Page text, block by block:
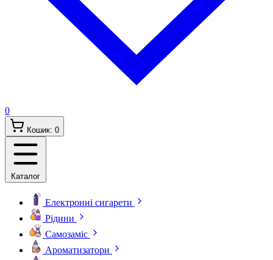
0
Кошик: 0
Каталог
Електронні сигарети
Рідини
Самозаміс
Ароматизатори